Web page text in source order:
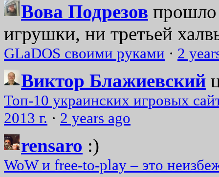
Вова Подрезов прошло
игрушки, ни третьей
GLaDOS своими руками · 2
Виктор Блажиевский
Топ-10 украинских игровых
2013 г. · 2 years ago
rensaro :)
WoW и free-to-play – это